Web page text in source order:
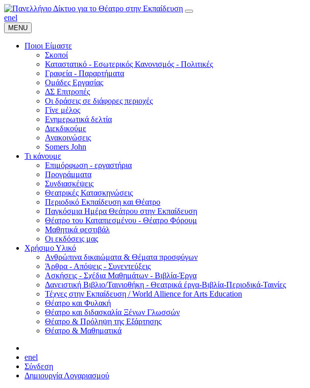
enel
MENU
Ποιοι Είμαστε
Σκοποί
Καταστατικό - Εσωτερικός Κανονισμός - Πολιτικές
Γραφεία - Παραρτήματα
Ομάδες Εργασίας
ΔΣ Επιτροπές
Οι δράσεις σε διάφορες περιοχές
Γίνε μέλος
Ενημερωτικά δελτία
Διεκδικούμε
Ανακοινώσεις
Somers John
Τι κάνουμε
Επιμόρφωση - εργαστήρια
Προγράμματα
Συνδιασκέψεις
Θεατρικές Κατασκηνώσεις
Περιοδικό Εκπαίδευση και Θέατρο
Παγκόσμια Ημέρα Θεάτρου στην Εκπαίδευση
Θέατρο του Καταπιεσμένου - Θέατρο Φόρουμ
Μαθητικά φεστιβάλ
Οι εκδόσεις μας
Χρήσιμο Υλικό
Ανθρώπινα δικαιώματα & Θέματα προσφύγων
Άρθρα - Απόψεις - Συνεντεύξεις
Ασκήσεις - Σχέδια Μαθημάτων - Βιβλία-Έργα
Δανειστική Βιβλιο/Ταινιοθήκη - Θεατρικά έργα-Βιβλία-Περιοδικά-Ταινίες
Τέχνες στην Εκπαίδευση / World Allience for Arts Education
Θέατρο και Φυλακή
Θέατρο και διδασκαλία Ξένων Γλωσσών
Θέατρο & Πρόληψη της Εξάρτησης
Θέατρο & Μαθηματικά
enel
Σύνδεση
Δημιουργία Λογαριασμού